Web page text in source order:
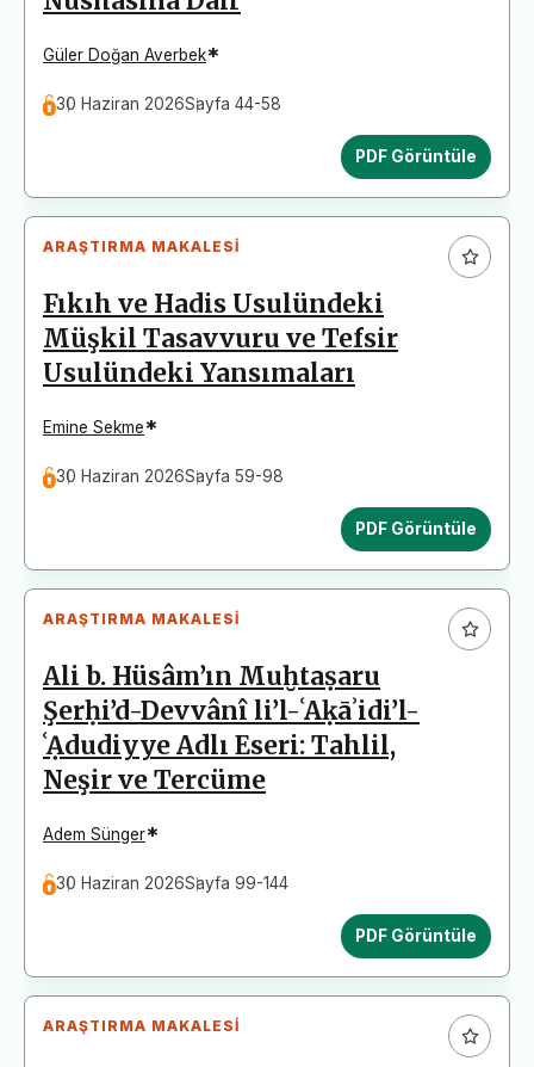
Güler Doğan Averbek*
30 Haziran 2026Sayfa 44-58
PDF Görüntüle
ARAŞTIRMA MAKALESI
Fıkıh ve Hadis Usulündeki
Müşkil Tasavvuru ve Tefsir
Usulündeki Yansımaları
Emine Sekme*
30 Haziran 2026Sayfa 59-98
PDF Görüntüle
ARAŞTIRMA MAKALESI
Ali b. Hüsâm’ın Muḫtaṣaru
Şerḥi’d-Devvânî li’l-ʿAḳāʾidi’l-
ʿẠdudiyye Adlı Eseri: Tahlil,
Neşir ve Tercüme
Adem Sünger*
30 Haziran 2026Sayfa 99-144
PDF Görüntüle
ARAŞTIRMA MAKALESI